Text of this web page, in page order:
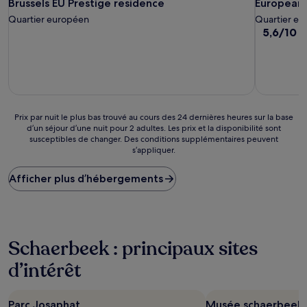
Brussels EU Prestige residence
Quartier européen
Quartier
5.6
5,6/10
Prix
plus
bas
trouvé
24 dernières
heures
sur
la
d’un
Prix par nuit le plus bas trouvé au cours des 24 dernières heures sur la base
d’un séjour d’une nuit pour 2 adultes. Les prix et la disponibilité sont
susceptibles de changer. Des conditions supplémentaires peuvent
s’appliquer.
Afficher plus d’hébergements
Schaerbeek : principaux sites
d’intérêt
Parc Josaphat Musée